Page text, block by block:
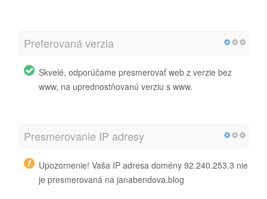
Preferovaná verzia
Skvelé, odporúčame presmerovať web z verzie bez
www, na uprednostňovanú verziu s www.
Presmerovanie IP adresy
Upozornenie! Vaša IP adresa domény 92.240.253.3 nie
je presmerovaná na janabendova.blog